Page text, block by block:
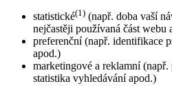
statistické(1) (např. doba vaší
nejčastěji používaná část webu
preferenční (např. identifikace
apod.)
marketingové a reklamní (např.
statistika vyhledávání apod.)